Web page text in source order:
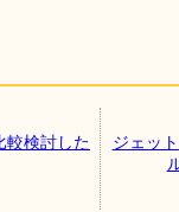
較検討した
ジェッ